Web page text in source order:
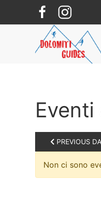
Skip to main content
PREVIOUS
Non ci sono